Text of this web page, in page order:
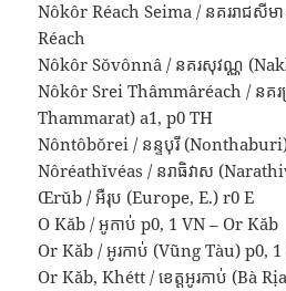
Nôkôr Réach Seima / នគររាជសីម
Réach
Nôkôr Sŏvônnâ / នគរសុវណ្ណ
Nôkôr Srei Thâmmâréach / នគរ
Thammarat) a1, p0 TH
Nôntôbŏrei / នន្ទបុរី
Nôréathĭvéas / នរាធិវាស
Œrŭb / អឺរុប (Europe, E.) r0 E
O Kăb / អូកាប់ p0, 1 VN – Or Kăb
Or Kăb / អូរកាប់ (Vũng Tàu) p0, 1
Or Kăb, Khétt / ខេត្តអូរកាប់ (Bà